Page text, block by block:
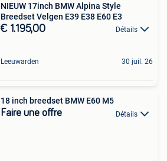
NIEUW 17inch BMW Alpina Style
Breedset Velgen E39 E38 E60 E3
€ 1.195,00 Détails
Leeuwarden 30 juil. 26
18 inch breedset BMW E60 M5
Faire une offre Détails